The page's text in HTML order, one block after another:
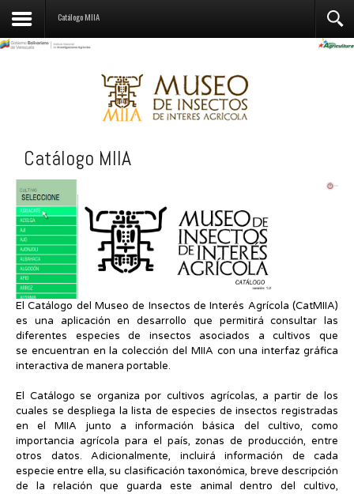
Catálogo MIIA
Catálogo MIIA
El Catálogo del Museo de Insectos de Interés Agrícola (CatMIIA)
es una aplicación en desarrollo que permitirá consultar las
diferentes especies de insectos asociados a cultivos que
se encuentran en la colección del MIIA con una interfaz gráfica
interactiva de manera portable.
El Catálogo se organiza por cultivos agrícolas, a partir de los
cuales se despliega la lista de especies de insectos registradas
en el MIIA junto a información básica del cultivo, como
importancia agrícola para el país, zonas de producción, entre
otros datos. Adicionalmente, incluirá información de cada
especie entre ella, su clasificación taxonómica, breve descripción
de la relación que guarda este animal dentro del cultivo,